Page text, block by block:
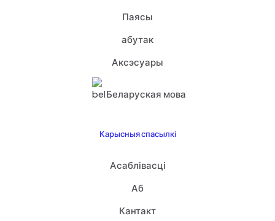
Паясы
абутак
Аксэсуары
Беларуская мова
Карысныя спасылкі
Асаблівасці
Аб
Кантакт